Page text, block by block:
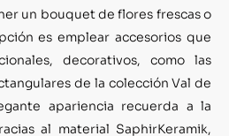
un bouquet de flores frescas o
es emplear accesorios que
decorativos, como las
de la colección Val de
apariencia recuerda a la
al material SaphirKeramik,